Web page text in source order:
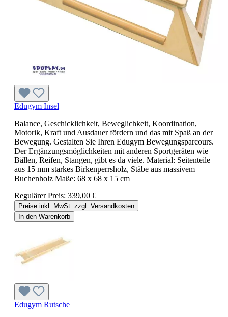
Edugym Insel
Balance, Geschicklichkeit, Beweglichkeit, Koordination,
Motorik, Kraft und Ausdauer fördern und das mit Spaß an der
Bewegung. Gestalten Sie Ihren Edugym Bewegungsparcours.
Der Ergänzungsmöglichkeiten mit anderen Sportgeräten wie
Bällen, Reifen, Stangen, gibt es da viele. Material: Seitenteile
aus 15 mm starkes Birkenperrsholz, Stäbe aus massivem
Buchenholz Maße: 68 x 68 x 15 cm
Regulärer Preis: 339,00 €
Preise inkl. MwSt. zzgl. Versandkosten
In den Warenkorb
Edugym Rutsche